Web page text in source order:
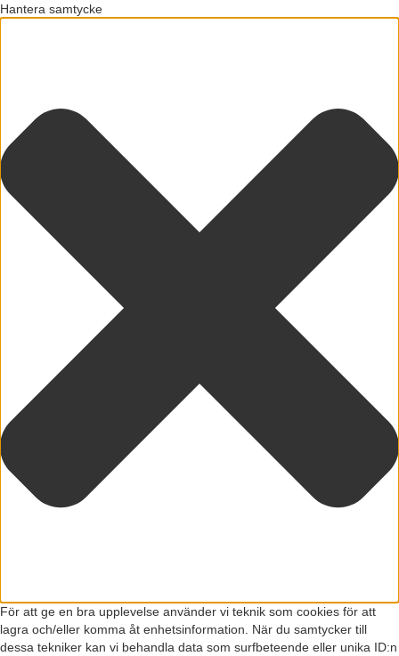
Hantera samtycke
För att ge en bra upplevelse använder vi teknik som cookies för att
lagra och/eller komma åt enhetsinformation. När du samtycker till
dessa tekniker kan vi behandla data som surfbeteende eller unika ID:n